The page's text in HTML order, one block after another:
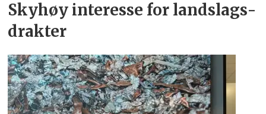
Skyhøy interesse for landslags­
drakter